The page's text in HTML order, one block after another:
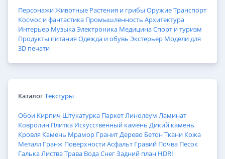
ПерсонажиЖивотные Растения и грибы ОружиеТранспорт
Космос и фантастика Промышленность Архитектура
Интерьер МузыкаЭлектроника МедицинаСпорт и туризм
Продукты питания Одежда и обувь Экстерьер Модели для
3D печати
КаталогТекстуры
Обои Кирпич Штукатурка ПаркетЛинолеум Ламинат
Ковролин Плитка Искусственный камень Дикий камень
Кровля Камень Мрамор ГранитДерево БетонТкани Кожа
Металл Гранж ПоверхностиАсфальт Гравий Почва Песок
ГалькаЛистваТрава ВодаСнегЗадний план HDRI